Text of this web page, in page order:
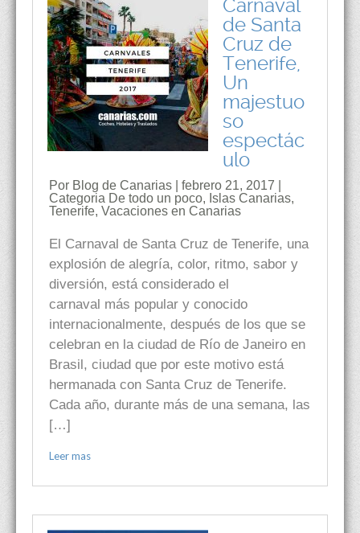
Carnaval
de Santa
Cruz de
Tenerife,
Un
majestuo
so
espectác
ulo
Por Blog de Canarias | febrero 21, 2017 |
Categoria De todo un poco, Islas Canarias,
Tenerife, Vacaciones en Canarias
El Carnaval de Santa Cruz de Tenerife, una
explosión de alegría, color, ritmo, sabor y
diversión, está considerado el
carnaval más popular y conocido
internacionalmente, después de los que se
celebran en la ciudad de Río de Janeiro en
Brasil, ciudad que por este motivo está
hermanada con Santa Cruz de Tenerife.
Cada año, durante más de una semana, las
[…]
Leer mas